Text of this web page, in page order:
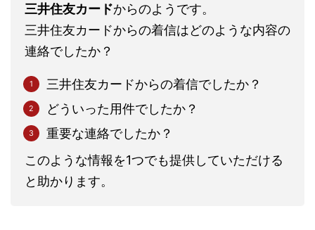
三井住友カードからのようです。
三井住友カードからの着信はどのような内容の
連絡でしたか？
三井住友カードからの着信でしたか？
どういった用件でしたか？
重要な連絡でしたか？
このような情報を1つでも提供していただける
と助かります。